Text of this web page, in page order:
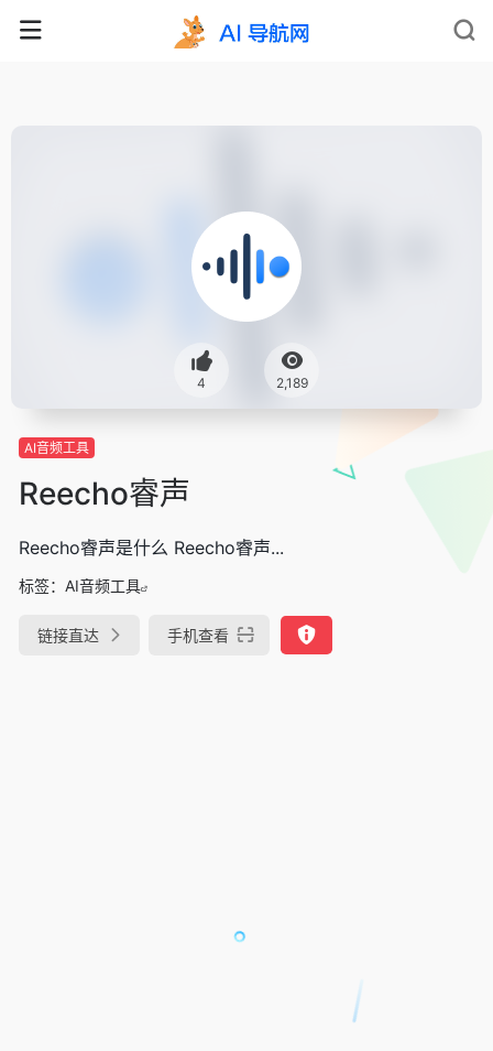
4 2,189
AI音频工具
Reecho睿声
Reecho睿声是什么 Reecho睿声...
标签： AI音频工具
链接直达 手机查看